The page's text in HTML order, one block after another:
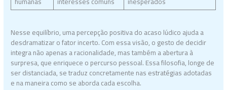
Nesse equilíbrio, uma percepção positiva do acaso lúdico ajuda a
desdramatizar o fator incerto. Com essa visão, o gesto de decidir
integra não apenas a racionalidade, mas também a abertura à
surpresa, que enriquece o percurso pessoal. Essa filosofia, longe de
ser distanciada, se traduz concretamente nas estratégias adotadas
e na maneira como se aborda cada escolha.